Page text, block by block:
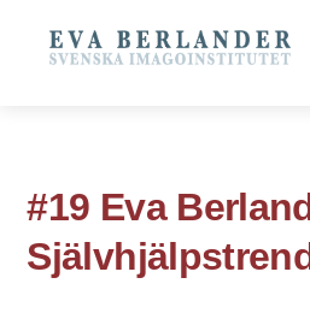
#19 Eva